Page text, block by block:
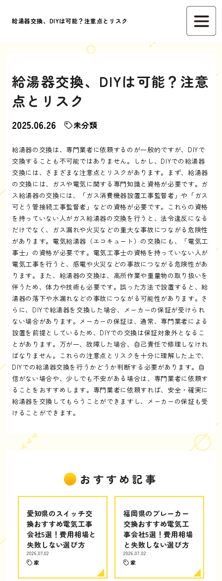
給湯器交換、DIYは可能？注意点とリスク
給湯器交換、DIYは可能？注意
点とリスク
2025.06.26 未分類
給湯器の交換は、専門業者に依頼するのが一般的ですが、DIYで
交換することも不可能ではありません。しかし、DIYでの給湯器
交換には、さまざまな注意点とリスクがあります。まず、給湯器
の交換には、ガスや電気に関する専門知識と資格が必要です。ガ
ス給湯器の交換には、「ガス消費機器設置工事監督者」や「ガス
可とう管接続工事監督者」などの資格が必要です。これらの資格
を持っていない人がガス給湯器の交換を行うと、法令違反になる
だけでなく、ガス漏れや火災などの重大な事故につながる危険性
があります。電気給湯器（エコキュート）の交換にも、「電気工
事士」の資格が必要です。電気工事士の資格を持っていない人が
電気工事を行うと、感電や火災などの事故につながる危険性があ
ります。また、給湯器の交換は、高所作業や重量物の取り扱いを
伴うため、体力や技術も必要です。誤った方法で設置すると、給
湯器の落下や水漏れなどの事故につながる可能性があります。さ
らに、DIYで給湯器を交換した場合、メーカーの保証が受けられ
ない場合があります。メーカーの保証は、通常、専門業者による
設置を前提としているため、DIYでの交換は保証対象外となるこ
とがあります。万が一、故障した場合、自己責任で修理しなけれ
ばなりません。これらの注意点とリスクを十分に理解した上で、
DIYでの給湯器交換を行うかどうか判断する必要があります。自
信がない場合や、少しでも不安がある場合は、専門業者に依頼す
ることをおすすめします。専門業者に依頼すれば、安全・確実に
給湯器を交換してもらうことができますし、メーカーの保証も受
けることができます。
おすすめ記事
愛知県のスイッチ交
換おすすめ電気工事
会社5選！費用相場と
失敗しない選び方
2026.07.02
家
福岡県のブレーカー
交換おすすめ電気工
事会社5選！費用相場
と失敗しない選び方
2026.07.02
家